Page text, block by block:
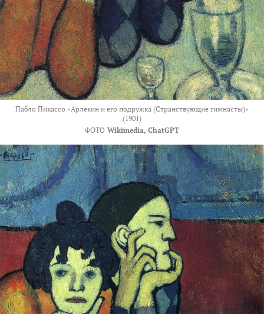
Пабло Пикассо «Арлекин и его подружка (Странствующие гимнасты)»
(1901)
ФОТО Wikimedia, ChatGPT